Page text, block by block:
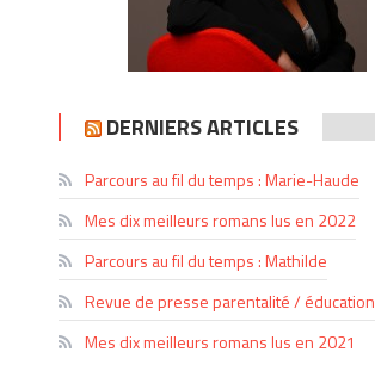
DERNIERS ARTICLES
Parcours au fil du temps : Marie-Haude
Mes dix meilleurs romans lus en 2022
Parcours au fil du temps : Mathilde
Revue de presse parentalité / éducation
Mes dix meilleurs romans lus en 2021